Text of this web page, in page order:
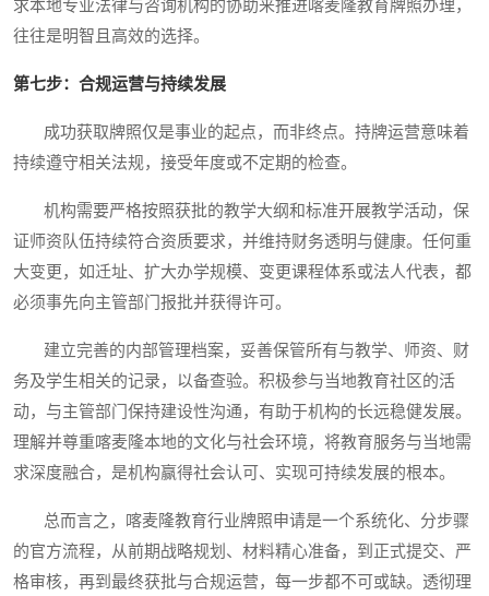
求本地专业法律与咨询机构的协助来推进喀麦隆教育牌照办理，
往往是明智且高效的选择。
第七步：合规运营与持续发展
成功获取牌照仅是事业的起点，而非终点。持牌运营意味着
持续遵守相关法规，接受年度或不定期的检查。
机构需要严格按照获批的教学大纲和标准开展教学活动，保
证师资队伍持续符合资质要求，并维持财务透明与健康。任何重
大变更，如迁址、扩大办学规模、变更课程体系或法人代表，都
必须事先向主管部门报批并获得许可。
建立完善的内部管理档案，妥善保管所有与教学、师资、财
务及学生相关的记录，以备查验。积极参与当地教育社区的活
动，与主管部门保持建设性沟通，有助于机构的长远稳健发展。
理解并尊重喀麦隆本地的文化与社会环境，将教育服务与当地需
求深度融合，是机构赢得社会认可、实现可持续发展的根本。
总而言之，喀麦隆教育行业牌照申请是一个系统化、分步骤
的官方流程，从前期战略规划、材料精心准备，到正式提交、严
格审核，再到最终获批与合规运营，每一步都不可或缺。透彻理